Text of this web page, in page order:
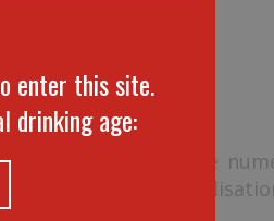
dans l’économie
le cadre de sa
enter this site.
drinking age: